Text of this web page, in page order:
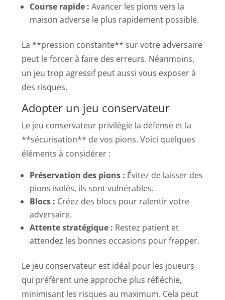
Course rapide : Avancer les pions vers la
maison adverse le plus rapidement possible.
La **pression constante** sur votre adversaire
peut le forcer à faire des erreurs. Néanmoins,
un jeu trop agressif peut aussi vous exposer à
des risques.
Adopter un jeu conservateur
Le jeu conservateur privilégie la défense et la
**sécurisation** de vos pions. Voici quelques
éléments à considérer :
Préservation des pions : Évitez de laisser des
pions isolés, ils sont vulnérables.
Blocs : Créez des blocs pour ralentir votre
adversaire.
Attente stratégique : Restez patient et
attendez les bonnes occasions pour frapper.
Le jeu conservateur est idéal pour les joueurs
qui préfèrent une approche plus réfléchie,
minimisant les risques au maximum. Cela peut